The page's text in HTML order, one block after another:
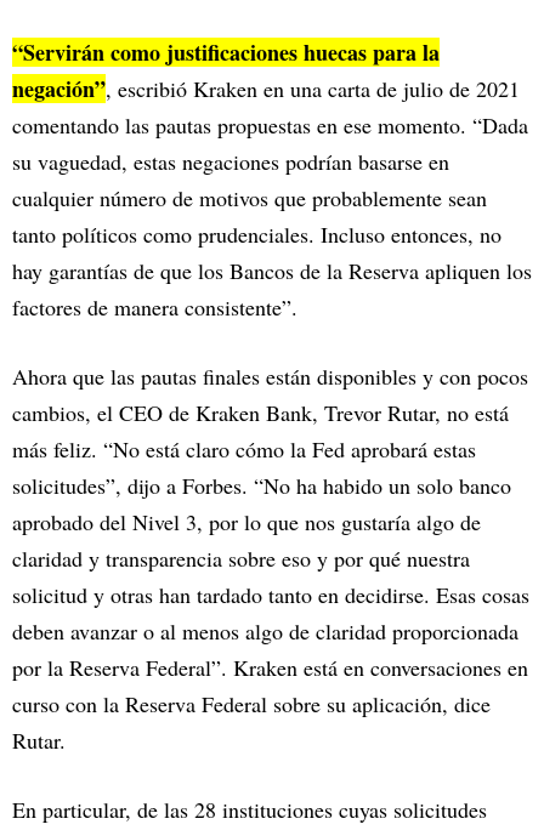
“Servirán como justificaciones huecas para la
negación”, escribió Kraken en una carta de julio de 2021
comentando las pautas propuestas en ese momento. “Dada
su vaguedad, estas negaciones podrían basarse en
cualquier número de motivos que probablemente sean
tanto políticos como prudenciales. Incluso entonces, no
hay garantías de que los Bancos de la Reserva apliquen los
factores de manera consistente”.
Ahora que las pautas finales están disponibles y con pocos
cambios, el CEO de Kraken Bank, Trevor Rutar, no está
más feliz. “No está claro cómo la Fed aprobará estas
solicitudes”, dijo a Forbes. “No ha habido un solo banco
aprobado del Nivel 3, por lo que nos gustaría algo de
claridad y transparencia sobre eso y por qué nuestra
solicitud y otras han tardado tanto en decidirse. Esas cosas
deben avanzar o al menos algo de claridad proporcionada
por la Reserva Federal”. Kraken está en conversaciones en
curso con la Reserva Federal sobre su aplicación, dice
Rutar.
En particular, de las 28 instituciones cuyas solicitudes